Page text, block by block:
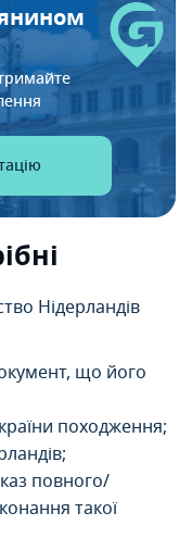
Нідерландів
що його
походження;
повного/
такої